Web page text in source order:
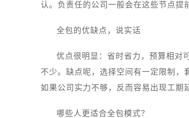
认。负责任的公司一般会在这些节点提
全包的优缺点，说实话
优点很明显：省时省力，预算相对
不少。缺点呢，选择空间有一定限制，
如果公司实力不够，反而容易出现工期
哪些人更适合全包模式？